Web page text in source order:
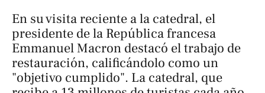
En su visita reciente a la catedral, el
presidente de la República francesa
Emmanuel Macron destacó el trabajo de
restauración, calificándolo como un
"objetivo cumplido". La catedral, que